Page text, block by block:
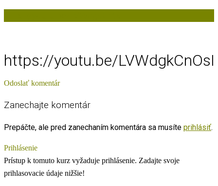
https://youtu.be/LVWdgkCnOsI
Odoslať komentár
Zanechajte komentár
Prepáčte, ale pred zanechaním komentára sa musíte prihlásiť.
Prihlásenie
Prístup k tomuto kurz vyžaduje prihlásenie. Zadajte svoje
prihlasovacie údaje nižšie!